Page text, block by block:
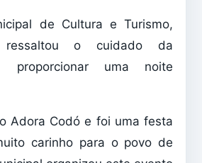
de Cultura e Turismo,
ressaltou o cuidado da
proporcionar uma noite
Adora Codó e foi uma festa
carinho para o povo de